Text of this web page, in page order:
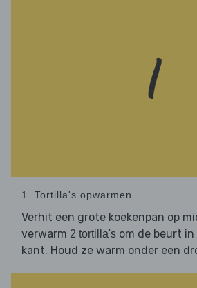
1. Tortilla's opwarmen
Verhit een grote koekenpan op
verwarm 2 tortilla's om de beurt in
kant. Houd ze warm onder een